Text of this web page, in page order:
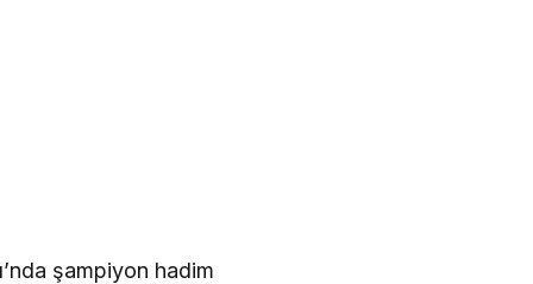
şampiyon hadim